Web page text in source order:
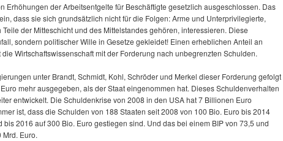
Erhöhungen der Arbeitsentgelte für Beschäftigte gesetzlich ausgeschlossen. Das
dass sie sich grundsätzlich nicht für die Folgen: Arme und Unterprivilegierte,
der Mitteschicht und des Mittelstandes gehören, interessieren. Diese
sondern politischer Wille in Gesetze gekleidet! Einen erheblichen Anteil an
Wirtschaftswissenschaft mit der Forderung nach unbegrenzten Schulden.
unter Brandt, Schmidt, Kohl, Schröder und Merkel dieser Forderung gefolgt
mehr ausgegeben, als der Staat eingenommen hat. Dieses Schuldenverhalten
entwickelt. Die Schuldenkrise von 2008 in den USA hat 7 Billionen Euro
ist, dass die Schulden von 188 Staaten seit 2008 von 100 Bio. Euro bis 2014
bis 2016 auf 300 Bio. Euro gestiegen sind. Und das bei einem BIP von 73,5 und
Euro.